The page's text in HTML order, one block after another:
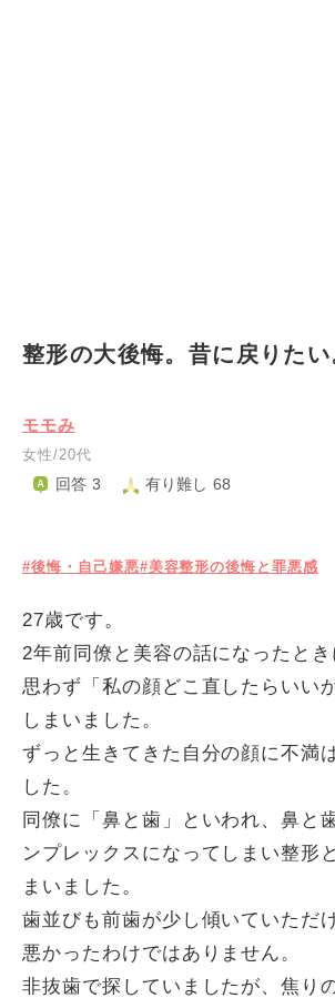
整形の大後悔。昔に戻りたい
モモみ
女性/20代
回答 3 有り難し 68
#後悔・自己嫌悪#美容整形の後悔と罪悪感
27歳です。
2年前同僚と美容の話になったとき
思わず「私の顔どこ直したらいい
しまいました。
ずっと生きてきた自分の顔に不満
した。
同僚に「鼻と歯」といわれ、鼻と
ンプレックスになってしまい整形
まいました。
歯並びも前歯が少し傾いていただ
悪かったわけではありません。
非抜歯で探していましたが、焦り